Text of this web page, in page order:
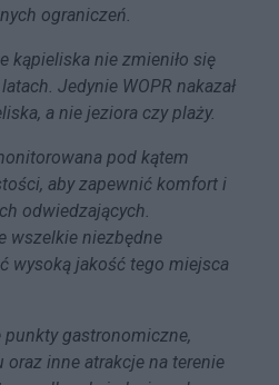
ograniczeń.
kąpieliska nie zmieniło się
Jedynie WOPR nakazał
a nie jeziora czy plaży.
pod kątem
aby zapewnić komfort i
odwiedzających.
wszelkie niezbędne
wysoką jakość tego miejsca
gastronomiczne,
oraz inne atrakcje na terenie